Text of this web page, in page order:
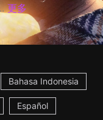
更多
Bahasa Indonesia
Español